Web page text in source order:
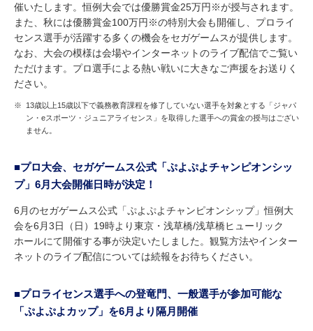
催いたします。恒例大会では優勝賞金25万円※が授与されます。
また、秋には優勝賞金100万円※の特別大会も開催し、プロライ
センス選手が活躍する多くの機会をセガゲームスが提供します。
なお、大会の模様は会場やインターネットのライブ配信でご覧い
ただけます。プロ選手による熱い戦いに大きなご声援をお送りく
ださい。
※
13歳以上15歳以下で義務教育課程を修了していない選手を対象とする「ジャパ
ン・eスポーツ・ジュニアライセンス」を取得した選手への賞金の授与はござい
ません。
■プロ大会、セガゲームス公式「ぷよぷよチャンピオンシッ
プ」6月大会開催日時が決定！
6月のセガゲームス公式「ぷよぷよチャンピオンシップ」恒例大
会を6月3日（日）19時より東京・浅草橋/浅草橋ヒューリック
ホールにて開催する事が決定いたしました。観覧方法やインター
ネットのライブ配信については続報をお待ちください。
■プロライセンス選手への登竜門、一般選手が参加可能な
「ぷよぷよカップ」を6月より隔月開催